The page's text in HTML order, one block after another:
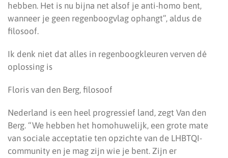
hebben. Het is nu bijna net alsof je anti-homo bent,
wanneer je geen regenboogvlag ophangt”, aldus de
filosoof.
Ik denk niet dat alles in regenboogkleuren verven dé
oplossing is
Floris van den Berg, filosoof
Nederland is een heel progressief land, zegt Van den
Berg. “We hebben het homohuwelijk, een grote mate
van sociale acceptatie ten opzichte van de LHBTQI-
community en je mag zijn wie je bent. Zijn er